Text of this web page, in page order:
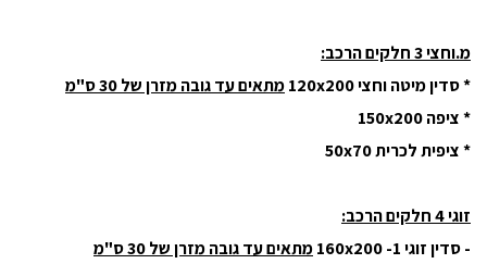
מ.וחצי 3 חלקים הרכב:
* סדין מיטה וחצי 120x200
מתאים עד גובה מזרן של 30 ס"מ
* ציפה 150x200
* ציפית לכרית 50x70
זוגי 4 חלקים הרכב:
- סדין זוגי 160x200 -1
מתאים עד גובה מזרן של 30 ס"מ